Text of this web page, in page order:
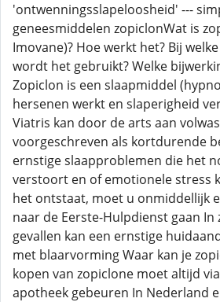
'ontwenningsslapeloosheid' ---
geneesmiddelen zopiclonWat is
Imovane)? Hoe werkt het? Bij
wordt het gebruikt? Welke
Zopiclon is een slaapmiddel
hersenen werkt en slaperigheid
Viatris kan door de arts aan
voorgeschreven als kortdurende
ernstige slaapproblemen die het
verstoort en of emotionele stress
het ontstaat, moet u onmiddellijk
naar de Eerste-Hulpdienst gaan In
gevallen kan een ernstige
met blaarvorming Waar kan je
kopen van zopiclone moet altijd
apotheek gebeuren In Nederland